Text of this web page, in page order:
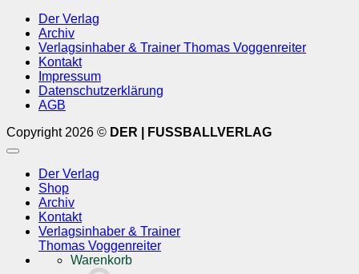
Der Verlag
Archiv
Verlagsinhaber & Trainer Thomas Voggenreiter
Kontakt
Impressum
Datenschutzerklärung
AGB
Copyright 2026 © DER | FUSSBALLVERLAG
Der Verlag
Shop
Archiv
Kontakt
Verlagsinhaber & Trainer
Thomas Voggenreiter
Warenkorb